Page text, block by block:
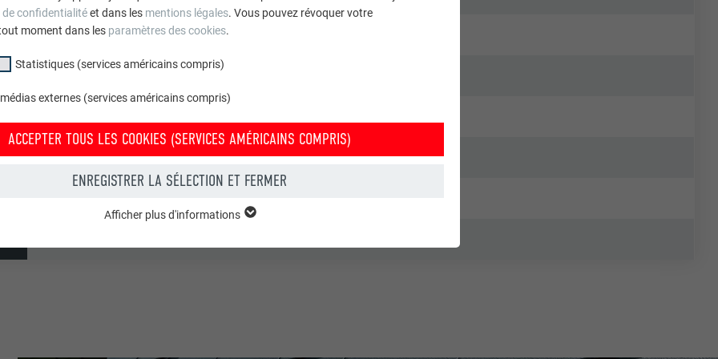
Holz Lodge GmbH
Aebischer AG
Veytaux
confidentialitéet dans les mentions légales. Vous pouvez révoquer votre
moment dans les paramètres des cookies.
Statistiques (services américains compris)
externes (services américains compris)
ACCEPTER TOUS LES COOKIES (SERVICES AMÉRICAINS COMPRIS)
ENREGISTRER LA SÉLECTION ET FERMER
Afficher plus d'informations